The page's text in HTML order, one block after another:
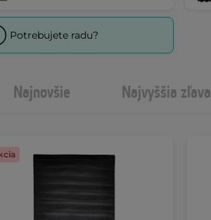
Potrebujete radu?
Najnovšie Najvyššia zľava